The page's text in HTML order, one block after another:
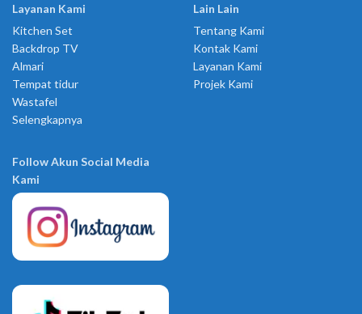
Layanan Kami
Kitchen Set
Backdrop TV
Almari
Tempat tidur
Wastafel
Selengkapnya
Lain Lain
Tentang Kami
Kontak Kami
Layanan Kami
Projek Kami
Follow Akun Social Media
Kami